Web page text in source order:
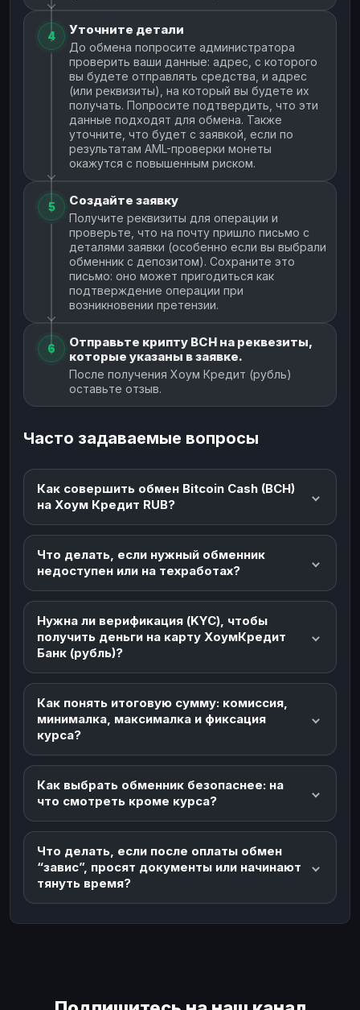
4 Уточните детали
До обмена попросите администратора
проверить ваши данные: адрес, с которого
вы будете отправлять средства, и адрес
(или реквизиты), на который вы будете их
получать. Попросите подтвердить, что эти
данные подходят для обмена. Также
уточните, что будет с заявкой, если по
результатам AML-проверки монеты
окажутся с повышенным риском.
5 Создайте заявку
Получите реквизиты для операции и
проверьте, что на почту пришло письмо с
деталями заявки (особенно если вы выбрали
обменник с депозитом). Сохраните это
письмо: оно может пригодиться как
подтверждение операции при
возникновении претензии.
6
Отправьте крипту BCH на реквезиты,
которые указаны в заявке.
После получения Хоум Кредит (рубль)
оставьте отзыв.
Часто задаваемые вопросы
Как совершить обмен Bitcoin Cash (BCH)
на Хоум Кредит RUB?
Что делать, если нужный обменник
недоступен или на техработах?
Нужна ли верификация (KYC), чтобы
получить деньги на карту ХоумКредит
Банк (рубль)?
Как понять итоговую сумму: комиссия,
минималка, максималка и фиксация
курса?
Как выбрать обменник безопаснее: на
что смотреть кроме курса?
Что делать, если после оплаты обмен
“завис”, просят документы или начинают
тянуть время?